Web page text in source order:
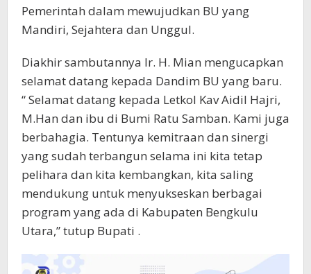
Pemerintah dalam mewujudkan BU yang
Mandiri, Sejahtera dan Unggul.
Diakhir sambutannya Ir. H. Mian mengucapkan
selamat datang kepada Dandim BU yang baru.
“ Selamat datang kepada Letkol Kav Aidil Hajri,
M.Han dan ibu di Bumi Ratu Samban. Kami juga
berbahagia. Tentunya kemitraan dan sinergi
yang sudah terbangun selama ini kita tetap
pelihara dan kita kembangkan, kita saling
mendukung untuk menyukseskan berbagai
program yang ada di Kabupaten Bengkulu
Utara,” tutup Bupati .